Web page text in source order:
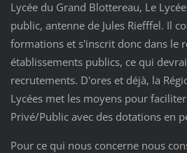
Lycée du Grand Blottereau, Le
public, antenne de Jules Riefffel. Il
formations et s'inscrit donc dans le
établissements publics, ce qui
recrutements. D'ores et déjà, la
Lycées met les moyens pour
Privé/Public avec des dotations en
Pour ce qui nous concerne nous